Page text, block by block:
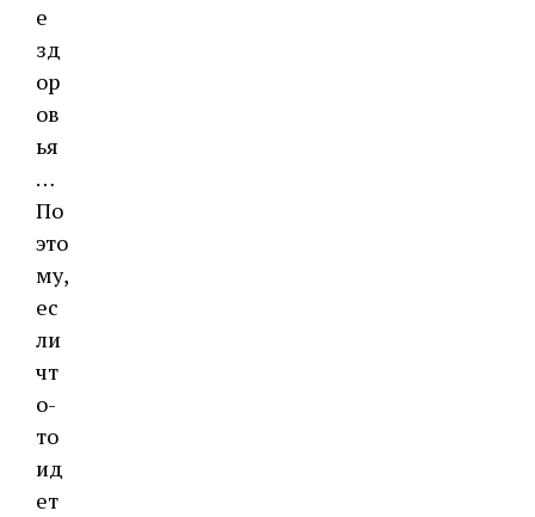
е
зд
ор
ов
ья
…
По
это
му,
ес
ли
чт
о-
то
ид
ет